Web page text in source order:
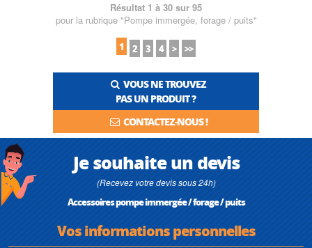
Résultat 1 à 30 sur 95
pour la rubrique "Pompe immergée, forage / puits"
1
2 3 4 > >>
VOUS NE TROUVEZ
PAS UN PRODUIT ?
CONTACTEZ-NOUS !
Je souhaite un devis
(Recevez votre devis sous 24h)
Accessoires pompe immergée / forage / puits
Vos informations personnelles